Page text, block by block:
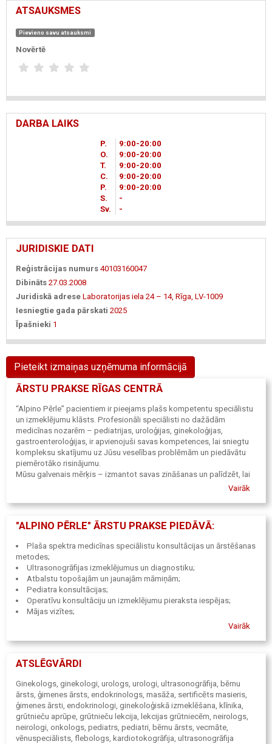
ATSAUKSMES
Pievieno savu atsauksmi
Novērtē
DARBA LAIKS
P. 9 00-20 00
O.
9 00-20 00
T.
9 00-20 00
C.
9 00-20 00
P.
9 00-20 00
S.
-
Sv.
-
JURIDISKIE DATI
Reģistrācijas numurs 40103160047
Dibināts 27.03.2008
Juridiskā adrese Laboratorijas iela 24 – 14, Rīga, LV-1009
Iesniegtie gada pārskati 2025
Īpašnieki 1
Pieteikt izmaiņas uzņēmuma informācijā
ĀRSTU PRAKSE RĪGAS CENTRĀ
“Alpino Pērle” pacientiem ir pieejams plašs kompetentu speciālistu
un izmeklējumu klāsts. Profesionāli speciālisti no dažādām
medicīnas nozarēm – pediatrijas, uroloģijas, ginekoloģijas,
gastroenteroloģijas, ir apvienojuši savas kompetences, lai sniegtu
kompleksu skatījumu uz Jūsu veselības problēmām un piedāvātu
piemērotāko risinājumu.
Mūsu galvenais mērķis – izmantot savas zināšanas un palīdzēt, lai
saglabātu un uzlabotu to, kas Jums katram ir vissvarīgākais, proti,
Vairāk
"ALPINO PĒRLE" ĀRSTU PRAKSE PIEDĀVĀ:
Plaša spektra medicīnas speciālistu konsultācijas un ārstēšanas
metodes;
Ultrasonogrāfijas izmeklējumus un diagnostiku;
Atbalstu topošajām un jaunajām māmiņām;
Pediatra konsultācijas;
Operatīvu konsultāciju un izmeklējumu pieraksta iespējas;
Mājas vizītes;
Jauku, harmonisku un mājīgu vidi mūsdienīgā ēkā (ar liftu);
Vairāk
ATSLĒGVĀRDI
Ginekologs, ginekologi, urologs, urologi, ultrasonogrāfija, bērnu
ārsts, ģimenes ārsts, endokrinologs, masāža, sertificēts masieris,
ģimenes ārsti, endokrinologi, ginekoloģiskā izmeklēšana, klīnika,
grūtnieču aprūpe, grūtnieču lekcija, lekcijas grūtniecēm, neirologs,
neirologi, onkologs, pediatrs, pediatri, bērnu ārsts, vecmāte,
vēnuspeciālists, flebologs, kardiotokogrāfija, ultrasonogrāfija